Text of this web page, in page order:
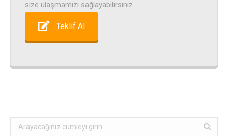
size ulaşmamızı sağlayabilirsiniz
Teklif Al
Search: